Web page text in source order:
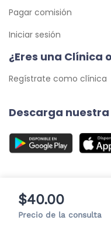
$40.00
Precio de la consulta
Pagar comisión
Iniciar sesión
¿Eres una Clínica
Regístrate como clínica
Descarga
© 2026 Cita